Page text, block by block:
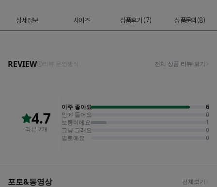
상세정보 사이즈 상품후기 (7) 상품문의(8)